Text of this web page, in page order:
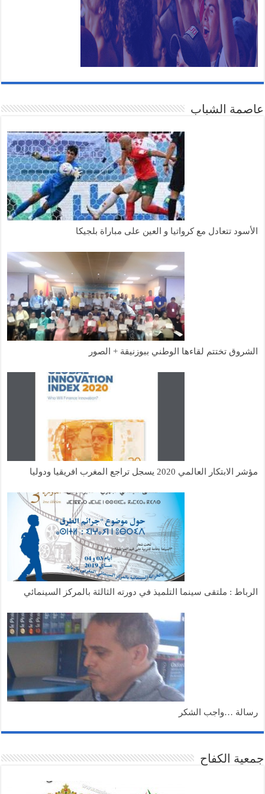
عاصمة الشباب
الأسود تتعادل مع كرواتيا و العين على مباراة بلجيكا
الشروق تختتم لقاءها الوطني ببوزنيقة + الصور
مؤشر الابتكار العالمي 2020 يسجل تراجع المغرب افريقيا ودوليا
الرباط : ملتقى سينما التلميذ في دورته الثالثة بالمركز السينمائي
رسالة …واجب الشكر
جمعية الكفاح